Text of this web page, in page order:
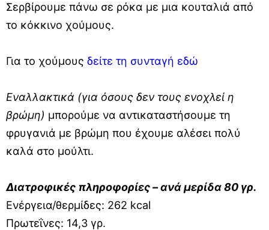
Σερβίρουμε πάνω σε ρόκα με μια κουταλιά από
το κόκκινο χούμους.
Για το χούμους δείτε τη συνταγή εδώ
Εναλλακτικά (για όσους δεν τους ενοχλεί η
βρώμη) μπορούμε να αντικαταστήσουμε τη
φρυγανιά με βρώμη που έχουμε αλέσει πολύ
καλά στο μούλτι.
Διατροφικές πληροφορίες – ανά μερίδα 80 γρ.
Ενέργεια/θερμίδες: 262 kcal
Πρωτεΐνες: 14,3 γρ.